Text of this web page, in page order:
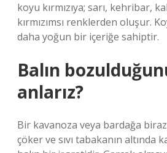
koyu kırmızıya; sarı, kehribar,
kırmızımsı renklerden oluşur.
daha yoğun bir içeriğe sahiptir.
Balın
anlarız?
Bir kavanoza veya bardağa
çöker ve sıvı tabakanın altında